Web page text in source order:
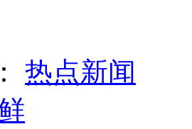
热点新闻